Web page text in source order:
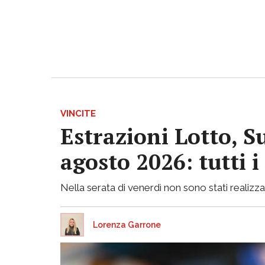
VINCITE
Estrazioni Lotto,
agosto 2026: tutti
Nella serata di venerdì non sono stati
Lorenza Garrone